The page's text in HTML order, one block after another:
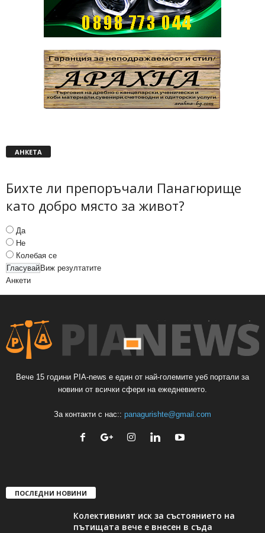
АНКЕТА
Бихте ли препоръчали Панагюрище
като добро място за живот?
Да
Не
Колебая се
Виж резултатите
Анкети
Вече 15 години PIA-news е един от най-големите уеб портали за
новини от всички сфери на ежедневието.
За контакти с нас:: panagurishte@gmail.com
ПОСЛЕДНИ НОВИНИ
Колективният иск за състоянието на
пътищата вече е внесен в съда